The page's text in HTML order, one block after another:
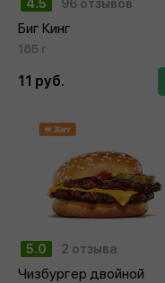
4.5 96 отзывов
Биг Кинг
185 г
11 руб.
5.0 2 отзыва
Чизбургер двойной